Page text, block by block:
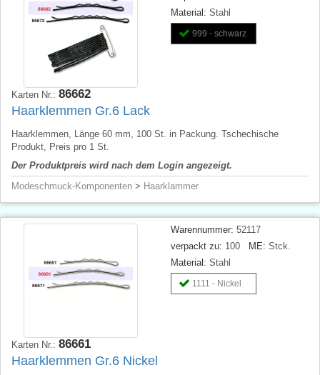
Material: Stahl
999 - schwarz
Karten Nr.: 86662
Haarklemmen Gr.6 Lack
Haarklemmen, Länge 60 mm, 100 St. in Packung. Tschechische
Produkt, Preis pro 1 St.
Der Produktpreis wird nach dem Login angezeigt.
Modeschmuck-Komponenten > Haarklammer
Warennummer: 52117
verpackt zu: 100 ME: Stck.
Material: Stahl
1111 - Nickel
Karten Nr.: 86661
Haarklemmen Gr.6 Nickel